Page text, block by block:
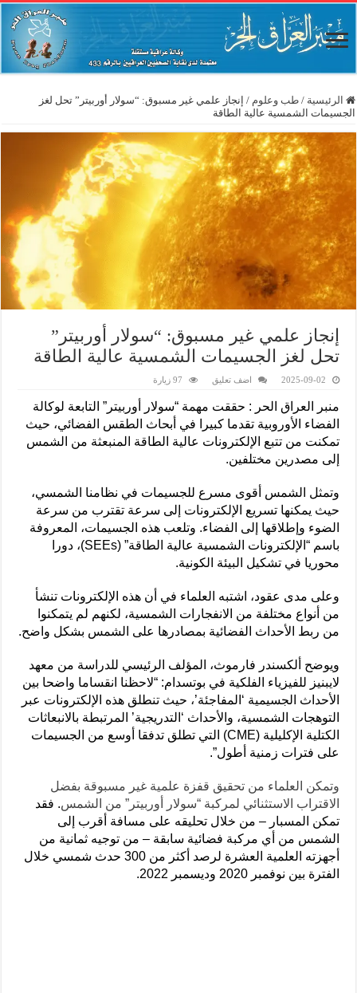
الرئيسية / طب وعلوم / إنجاز علمي غير مسبوق: “سولار أوربيتر” تحل لغز
الجسيمات الشمسية عالية الطاقة
إنجاز علمي غير مسبوق: “سولار أوربيتر”
تحل لغز الجسيمات الشمسية عالية الطاقة
2025-09-02 اضف تعليق 97 زيارة
منبر العراق الحر : حققت مهمة “سولار أوربيتر” التابعة لوكالة
الفضاء الأوروبية تقدما كبيرا في أبحاث الطقس الفضائي، حيث
تمكنت من تتبع الإلكترونات عالية الطاقة المنبعثة من الشمس
إلى مصدرين مختلفين.
وتمثل الشمس أقوى مسرع للجسيمات في نظامنا الشمسي،
حيث يمكنها تسريع الإلكترونات إلى سرعة تقترب من سرعة
الضوء وإطلاقها إلى الفضاء. وتلعب هذه الجسيمات، المعروفة
باسم “الإلكترونات الشمسية عالية الطاقة” (SEEs)، دورا
محوريا في تشكيل البيئة الكونية.
وعلى مدى عقود، اشتبه العلماء في أن هذه الإلكترونات تنشأ
من أنواع مختلفة من الانفجارات الشمسية، لكنهم لم يتمكنوا
من ربط الأحداث الفضائية بمصادرها على الشمس بشكل واضح.
ويوضح ألكسندر فارموث، المؤلف الرئيسي للدراسة من معهد
لايبنيز للفيزياء الفلكية في بوتسدام: “لاحظنا انقساما واضحا بين
الأحداث الجسيمية ‘المفاجئة’، حيث تنطلق هذه الإلكترونات عبر
التوهجات الشمسية، والأحداث ‘التدريجية’ المرتبطة بالانبعاثات
الكتلية الإكليلية (CME) التي تطلق تدفقا أوسع من الجسيمات
على فترات زمنية أطول”.
وتمكن العلماء من تحقيق قفزة علمية غير مسبوقة بفضل
الاقتراب الاستثنائي لمركبة “سولار أوربيتر” من الشمس. فقد
تمكن المسبار – من خلال تحليقه على مسافة أقرب إلى
الشمس من أي مركبة فضائية سابقة – من توجيه ثمانية من
أجهزته العلمية العشرة لرصد أكثر من 300 حدث شمسي خلال
الفترة بين نوفمبر 2020 وديسمبر 2022.